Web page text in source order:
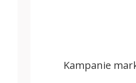
Kampanie